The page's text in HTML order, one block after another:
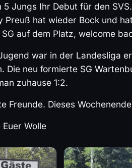
5 Jungs Ihr Debut für den
Preuß hat wieder Bock und
auf dem Platz, welcome
war in der Landesliga
Die neu formierte SG
zuhause 1:2.
Freunde. Dieses
Wolle